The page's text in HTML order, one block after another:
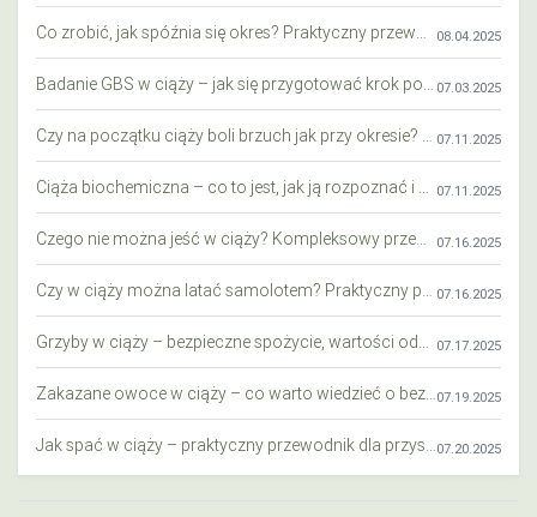
08.04.2025
07.03.2025
07.11.2025
07.11.2025
07.16.2025
07.16.2025
07.17.2025
07.19.2025
07.20.2025